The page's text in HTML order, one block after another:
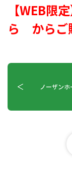
【WEB限
ら からご
ノーザン